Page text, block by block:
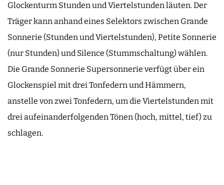
Glockenturm Stunden und Viertelstunden läuten. Der
Träger kann anhand eines Selektors zwischen Grande
Sonnerie (Stunden und Viertelstunden), Petite Sonnerie
(nur Stunden) und Silence (Stummschaltung) wählen.
Die Grande Sonnerie Supersonnerie verfügt über ein
Glockenspiel mit drei Tonfedern und Hämmern,
anstelle von zwei Tonfedern, um die Viertelstunden mit
drei aufeinanderfolgenden Tönen (hoch, mittel, tief) zu
schlagen.